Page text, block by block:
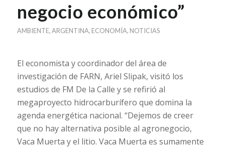
negocio económico”
AMBIENTE,ARGENTINA, ECONOMÍA, NOTICIAS
El economista y coordinador del área de
investigación de FARN, Ariel Slipak, visitó los
estudios de FM De la Calle y se refirió al
megaproyecto hidrocarburífero que domina la
agenda energética nacional. “Dejemos de creer
que no hay alternativa posible al agronegocio,
Vaca Muerta y el litio. Vaca Muerta es sumamente